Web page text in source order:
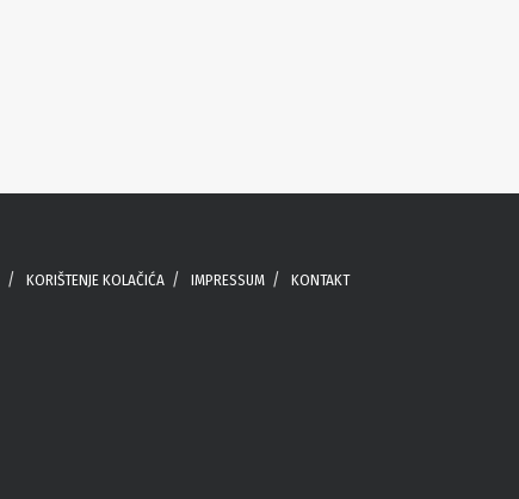
KORIŠTENJE KOLAČIĆA IMPRESSUM KONTAKT